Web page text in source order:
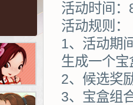
活动时间
活动规则：
1、活动期
生成一个
2、候选奖
3、宝盒组